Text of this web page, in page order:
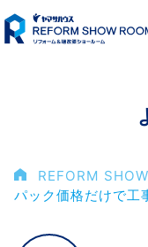
REFORM
パック価格だけで工